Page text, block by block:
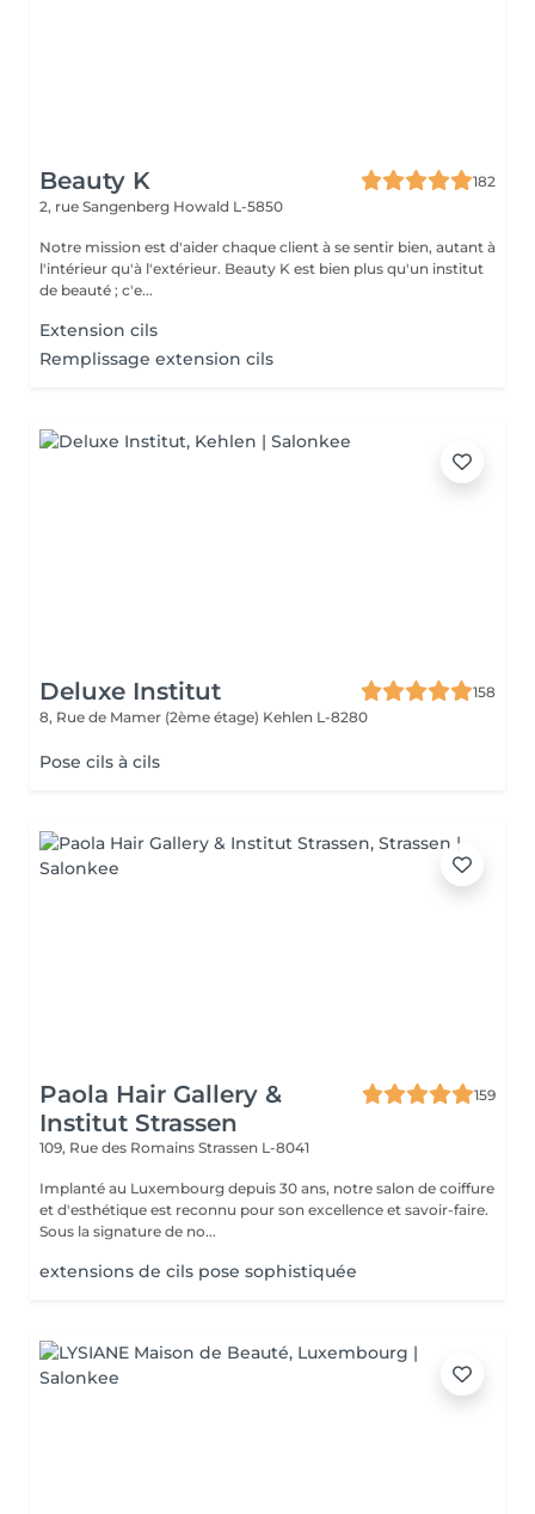
Beauty K
182
2, rue Sangenberg Howald L-5850
Notre mission est d'aider chaque client à se sentir bien, autant à
l'intérieur qu'à l'extérieur. Beauty K est bien plus qu'un institut
de beauté ; c'e...
Extension cils
Remplissage extension cils
Deluxe Institut
158
8, Rue de Mamer (2ème étage) Kehlen L-8280
Pose cils à cils
Paola Hair Gallery &
Institut Strassen
159
109, Rue des Romains Strassen L-8041
Implanté au Luxembourg depuis 30 ans, notre salon de coiffure
et d'esthétique est reconnu pour son excellence et savoir-faire.
Sous la signature de no...
extensions de cils pose sophistiquée